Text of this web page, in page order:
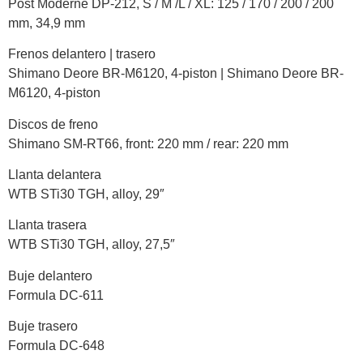
Post Moderne DP-212, S / M /L / XL: 125 / 170 / 200 / 200
mm, 34,9 mm
Frenos delantero | trasero
Shimano Deore BR-M6120, 4-piston | Shimano Deore BR-
M6120, 4-piston
Discos de freno
Shimano SM-RT66, front: 220 mm / rear: 220 mm
Llanta delantera
WTB STi30 TGH, alloy, 29″
Llanta trasera
WTB STi30 TGH, alloy, 27,5″
Buje delantero
Formula DC-611
Buje trasero
Formula DC-648